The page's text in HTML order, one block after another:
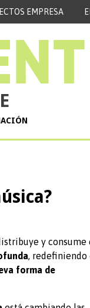
EMPRESA
y consume
, redefiniendo
forma de